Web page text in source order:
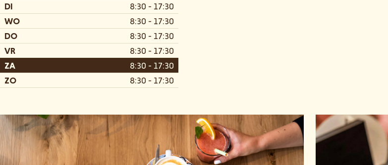
DI
8:30 - 17:30
WO
8:30 - 17:30
DO
8:30 - 17:30
VR
8:30 - 17:30
ZA
8:30 - 17:30
ZO
8:30 - 17:30